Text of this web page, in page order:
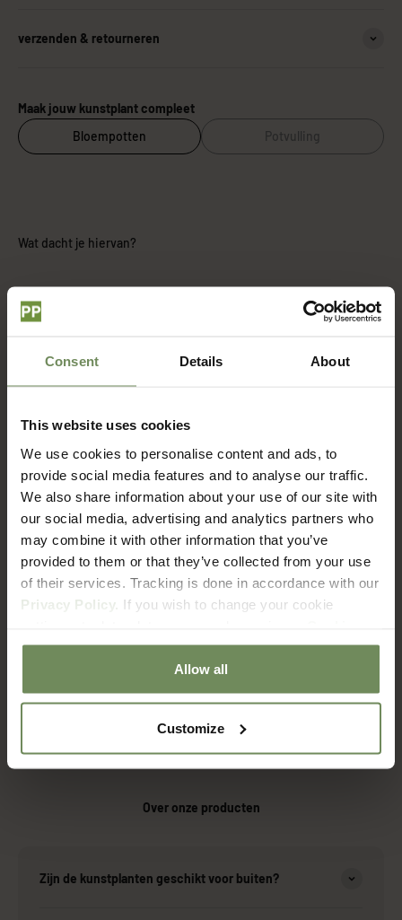
Consent Details About
This website uses cookies
We use cookies to personalise content and ads, to
provide social media features and to analyse our traffic.
We also share information about your use of our site with
our social media, advertising and analytics partners who
may combine it with other information that you’ve
provided to them or that they’ve collected from your use
of their services. Tracking is done in accordance with our
Privacy Policy. If you wish to change your cookie
Policypage.
Allow all
Customize
verzenden & retourneren
Maak jouw kunstplant compleet
Bloempotten
Potvulling
Wat dacht je hiervan?
Verzenden & Retourneren
Hoe lang duur het voordat ik mijn bestelling ontvang?
Wat zijn de verzendkosten?
Met welke bezorgdienst werken jullie?
Hoe zit het met retourneren?
Over onze producten
Zijn de kunstplanten geschikt voor buiten?